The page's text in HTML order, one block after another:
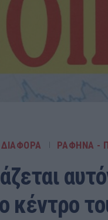
ΔΙΑΦΟΡΑ ΡΑΦΗΝΑ -
κέντρο